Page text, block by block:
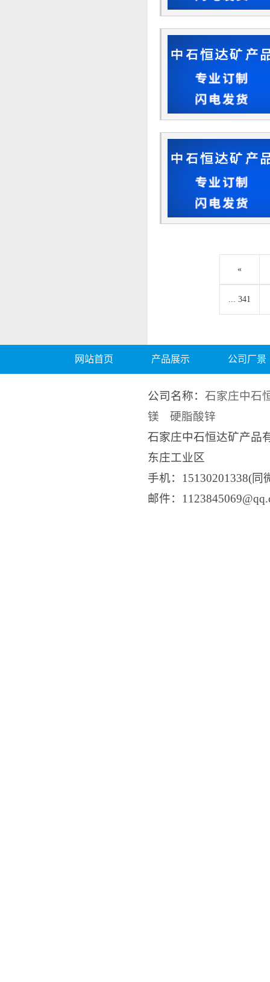
«
... 341
网站首页 产品展示 公司厂景
公司名称： 石家庄中石
镁
硬脂酸锌
石家庄中石恒达矿产
东庄工业区
手机：15130201338(
邮件：